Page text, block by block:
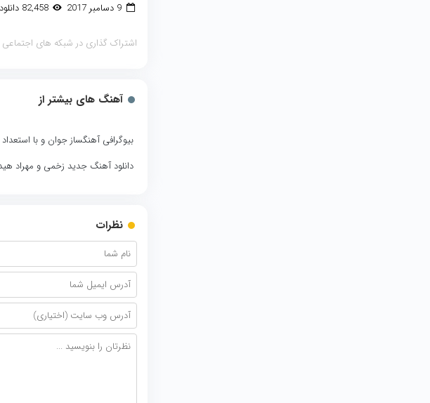
9 دسامبر 2017 82,458 دانلود
اشتراک گذاری در شبکه های اجتماعی
آهنگ های بیشتر از
بیوگرافی آهنگساز جوان و با
دانلود آهنگ جدید زخمی و مهراد
نظرات